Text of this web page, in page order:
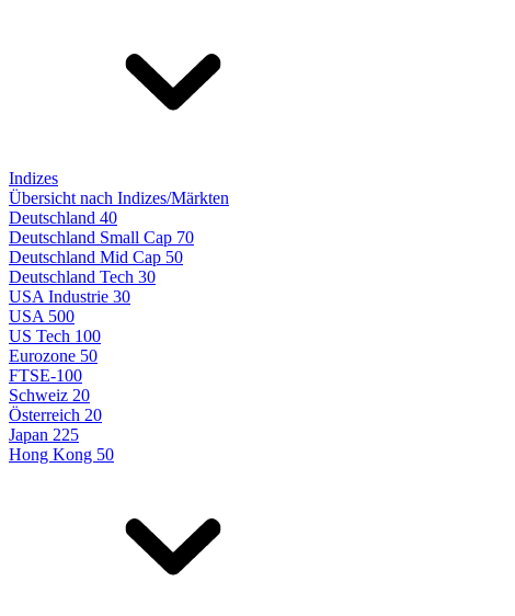
Indizes
Übersicht nach Indizes/Märkten
Deutschland 40
Deutschland Small Cap 70
Deutschland Mid Cap 50
Deutschland Tech 30
USA Industrie 30
USA 500
US Tech 100
Eurozone 50
FTSE-100
Schweiz 20
Österreich 20
Japan 225
Hong Kong 50